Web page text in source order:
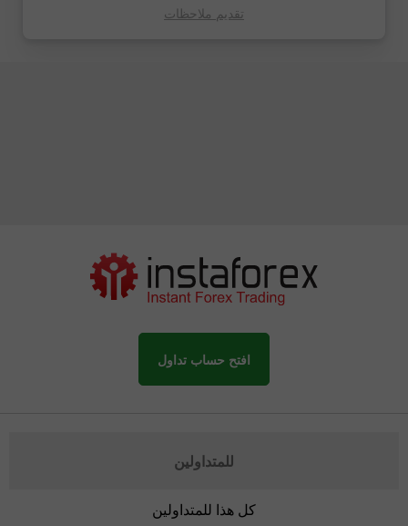
تقديم ملاحظات
افتح حساب تداول
للمتداولين
كل هذا للمتداولين